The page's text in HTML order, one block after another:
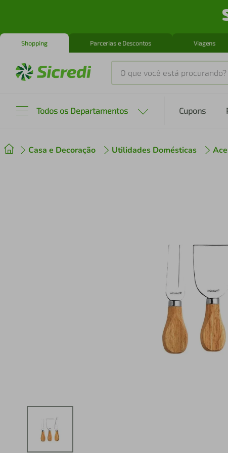
Shopping Parcerias e Descontos Viagens
O que você está procurando?
Todos os Departamentos Cupons
Casa e Decoração Utilidades Domésticas
º cafeteira